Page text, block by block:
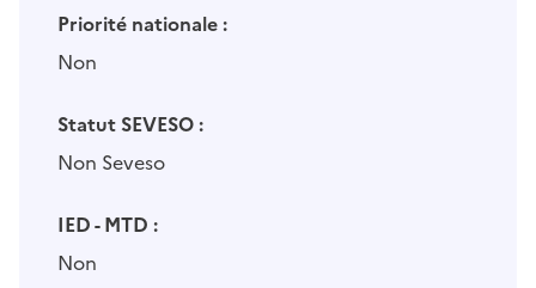
Priorité nationale :
Non
Statut SEVESO :
Non Seveso
IED - MTD :
Non